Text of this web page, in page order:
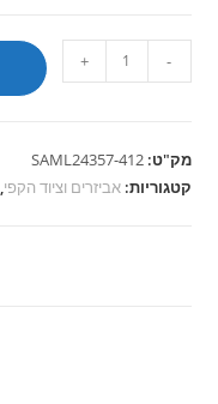
של
Samsung
24"
-
+
מק"ט:SAML24357-412
קטגוריות:אביזרים וציוד הקפי,